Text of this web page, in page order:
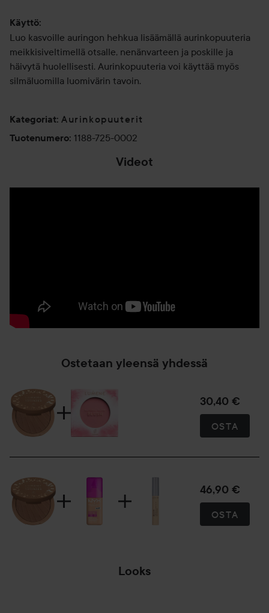
Käyttö:
Luo kasvoille auringon hehkua lisäämällä aurinkopuuteria
meikkisiveltimellä otsalle, nenänvarteen ja poskille ja
häivytä huolellisesti. Aurinkopuuteria voi käyttää myös
silmäluomilla luomivärin tavoin.
Kategoriat: Aurinkopuuterit
Tuotenumero: 1188-725-0002
Videot
Ostetaan yleensä yhdessä
30,40 €
OSTA
46,90 €
OSTA
Looks